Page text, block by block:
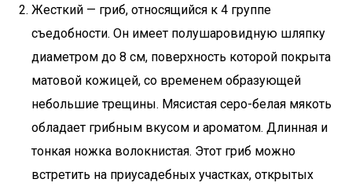
Жесткий — гриб, относящийся к 4 группе
съедобности. Он имеет полушаровидную шляпку
диаметром до 8 см, поверхность которой покрыта
матовой кожицей, со временем образующей
небольшие трещины. Мясистая серо-белая мякоть
обладает грибным вкусом и ароматом. Длинная и
тонкая ножка волокнистая. Этот гриб можно
встретить на приусадебных участках, открытых